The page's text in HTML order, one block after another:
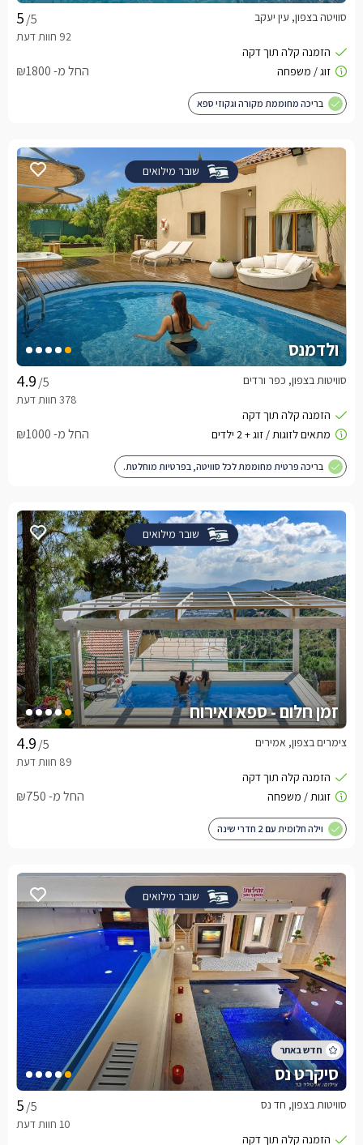
/5 סוויטה בצפון, עין יעקב
החל מ- ₪1800
בריכה מחוממת מקורה וגקוזי ספא
שובר מילואים
ולדמנס
/5 סוויטות בצפון, כפר ורדים
החל מ- ₪1000
בריכה פרטית מחוממת לכל סוויטה, בפרטיות מוחלטת.
שובר מילואים
זמן חלום - ספא ואירוח
/5 צימרים בצפון, אמירים
החל מ- ₪750
וילה חלומית עם 2 חדרי שינה
שובר מילואים
סיקרט נס
/5 סוויטות בצפון, חד נס